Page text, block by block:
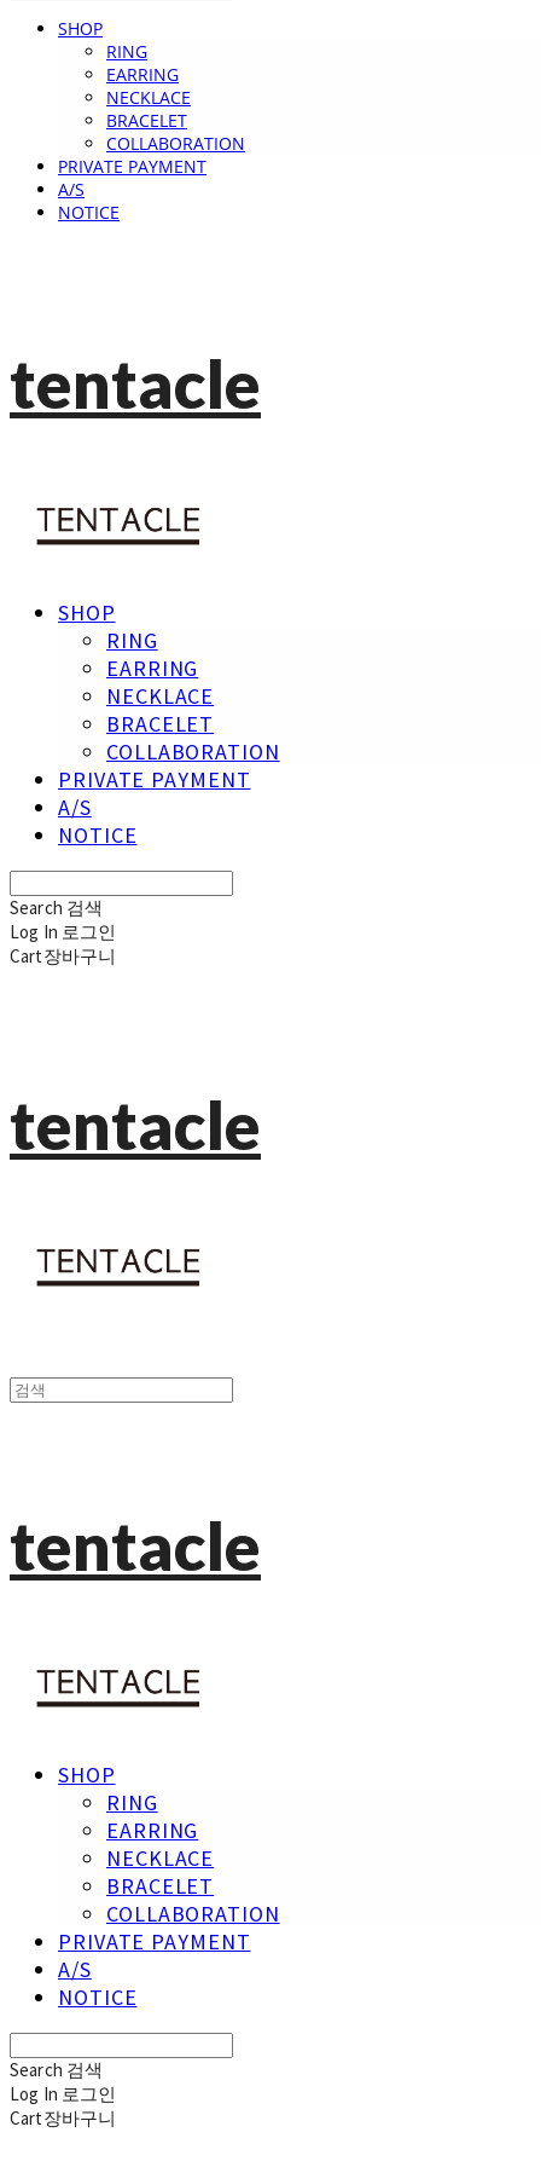
SHOP
RING
EARRING
NECKLACE
BRACELET
COLLABORATION
PRIVATE PAYMENT
A/S
NOTICE
tentacle
SHOP
RING
EARRING
NECKLACE
BRACELET
COLLABORATION
PRIVATE PAYMENT
A/S
NOTICE
Search 검색
Log In 로그인
Cart장바구니
tentacle
tentacle
SHOP
RING
EARRING
NECKLACE
BRACELET
COLLABORATION
PRIVATE PAYMENT
A/S
NOTICE
Search 검색
Log In 로그인
Cart장바구니